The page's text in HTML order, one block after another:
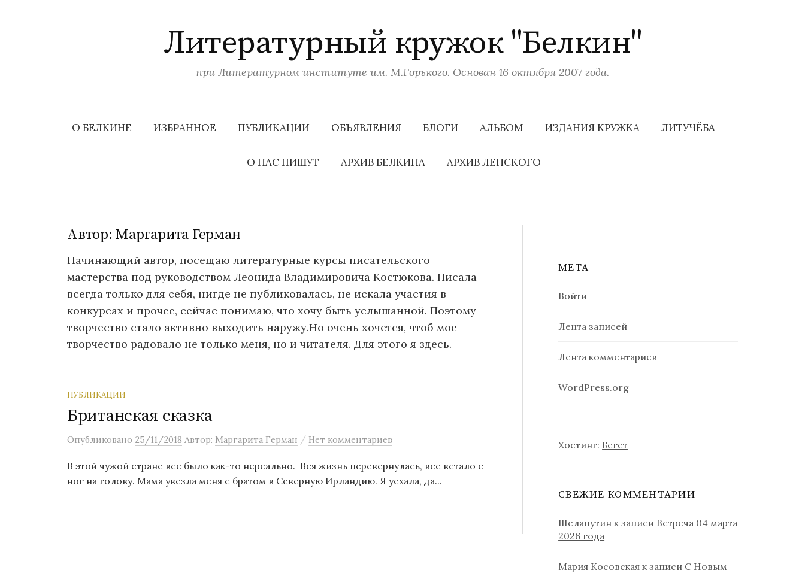
и
Литературный кружок "Белкин"
при Литературном институте им. М.Горького. Основан 16 октября 2007 года.
О БЕЛКИНЕ ИЗБРАННОЕ ПУБЛИКАЦИИ ОБЪЯВЛЕНИЯ БЛОГИ АЛЬБОМ ИЗДАНИЯ КРУЖКА ЛИТУЧЁБА
О НАС ПИШУТ АРХИВ БЕЛКИНА АРХИВ ЛЕНСКОГО
Автор: Маргарита Герман
Начинающий автор, посещаю литературные курсы писательского
мастерства под руководством Леонида Владимировича Костюкова. Писала
всегда только для себя, нигде не публиковалась, не искала участия в
конкурсах и прочее, сейчас понимаю, что хочу быть услышанной. Поэтому
творчество стало активно выходить наружу.Но очень хочется, чтоб мое
творчество радовало не только меня, но и читателя. Для этого я здесь.
ПУБЛИКАЦИИ
Британская сказка
Опубликовано 25/11/2018 Автор: Маргарита Герман / Нет комментариев
В этой чужой стране все было как-то нереально. Вся жизнь перевернулась, все встало с
ног на голову. Мама увезла меня с братом в Северную Ирландию. Я уехала, да...
МЕТА
Войти
Лента записей
Лента комментариев
WordPress.org
Хостинг: Бегет
СВЕЖИЕ КОММЕНТАРИИ
Шелапутин к записи Встреча 04 марта
2026 года
Мария Косовская к записи С Новым